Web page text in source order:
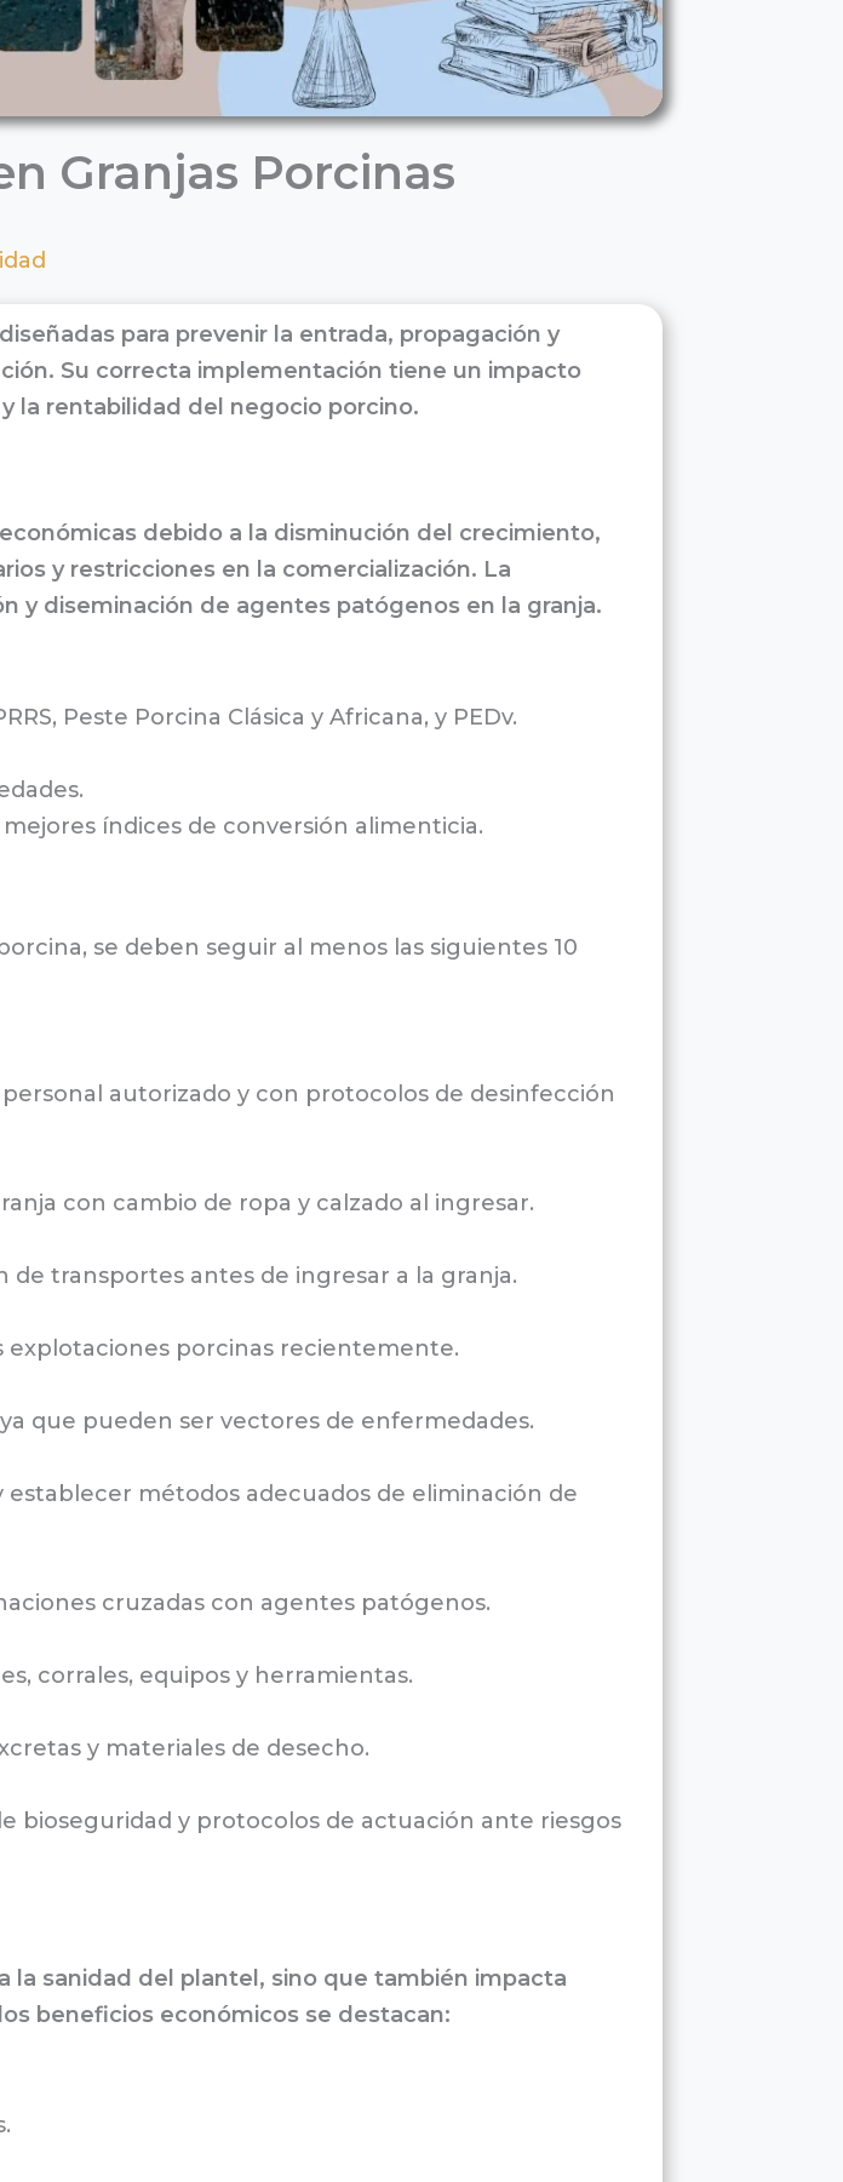
Granjas Porcinas
para prevenir la entrada, propagación y
Su correcta implementación tiene un impacto
la rentabilidad del negocio porcino.
debido a la disminución del crecimiento,
y restricciones en la comercialización. La
y diseminación de agentes patógenos en la granja.
Peste Porcina Clásica y Africana, y PEDv.
índices de conversión alimenticia.
se deben seguir al menos las siguientes 10
autorizado y con protocolos de desinfección
con cambio de ropa y calzado al ingresar.
de transportes antes de ingresar a la granja.
explotaciones porcinas recientemente.
que pueden ser vectores de enfermedades.
métodos adecuados de eliminación de
cruzadas con agentes patógenos.
corrales, equipos y herramientas.
y materiales de desecho.
bioseguridad y protocolos de actuación ante riesgos
la sanidad del plantel, sino que también impacta
beneficios económicos se destacan: